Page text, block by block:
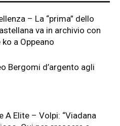
– La “prima” dello
va in archivio con
a Oppeano
Bergomi d’argento agli
A Elite – Volpi: “Viadana